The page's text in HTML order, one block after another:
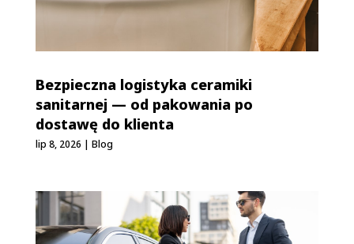
Bezpieczna logistyka ceramiki
sanitarnej — od pakowania po
dostawę do klienta
lip 8, 2026 Blog